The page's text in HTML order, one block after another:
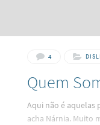
4
Quem
Aqui não é aquelas
acha Nárnia. Muito